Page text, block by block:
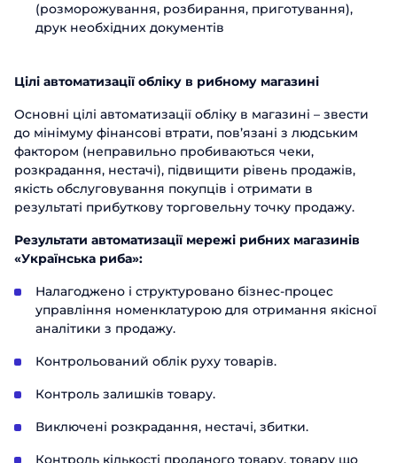
(розморожування, розбирання, приготування),
друк необхідних документів
Цілі автоматизації обліку в рибному магазині
Основні цілі автоматизації обліку в магазині – звести
до мінімуму фінансові втрати, пов’язані з людським
фактором (неправильно пробиваються чеки,
розкрадання, нестачі), підвищити рівень продажів,
якість обслуговування покупців і отримати в
результаті прибуткову торговельну точку продажу.
Результати автоматизації мережі рибних магазинів
«Українська риба»:
Налагоджено і структуровано бізнес-процес
управління номенклатурою для отримання якісної
аналітики з продажу.
Контрольований облік руху товарів.
Контроль залишків товару.
Виключені розкрадання, нестачі, збитки.
Контроль кількості проданого товару, товару що
Замовити
презентацію